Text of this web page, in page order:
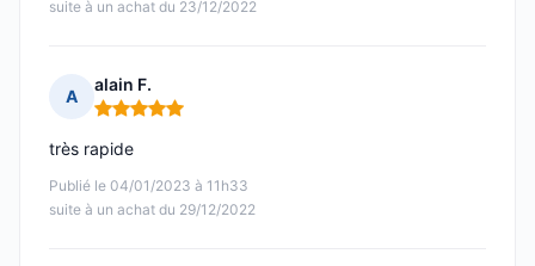
suite à un achat du 23/12/2022
A
alain F.
Note : 5 sur 5
Publié le 04/01/2023 à 11h33
suite à un achat du 29/12/2022
très rapide